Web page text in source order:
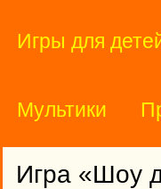
Игры для
Мультики
Игра «Шоу